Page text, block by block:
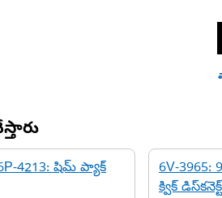
4213: షిమ్ ప్యాక్
6V-3965:
క్విక్